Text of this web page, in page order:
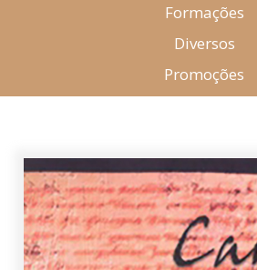
Formações
Diversos
Promoções